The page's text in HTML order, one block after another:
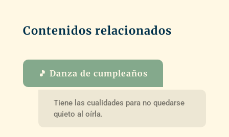
Contenidos relacionados
🎵 Danza de cumpleaños
Tiene las cualidades para no quedarse
quieto al oírla.